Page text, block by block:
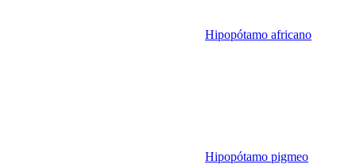
Hipopótamo africano
Hipopótamo pigmeo